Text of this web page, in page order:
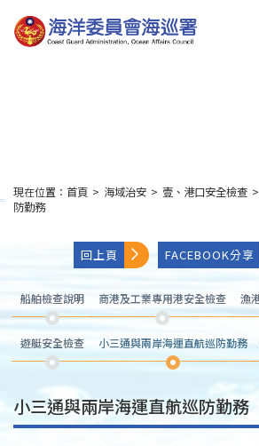
到
主
:::
現在位置： 首頁 > 海域治安 > 壹、港口安全檢查 >
防勤務
回上頁 FACEBOOK分享
船舶檢查說明 商港及工業專用港安全檢查 漁
遊艇安全檢查 小三通與兩岸海運直航巡防勤務
小三通與兩岸海運直航巡防勤務